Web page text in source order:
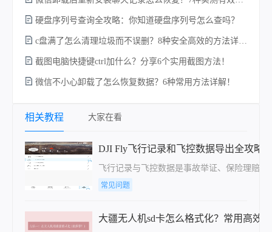
硬盘序列号查询全攻略：你知道硬盘序列号怎么查吗？
截图电脑快捷键ctrl加什么？分享6个实用截图方法！
微信不小心卸载了怎么恢复数据？6种常用方法详解！
相关教程 大家在看
DJI Fly飞行记录和飞控数据导出全攻略
飞行记录与飞控数据是事故举证、保险理赔
常见问题
大疆无人机sd卡怎么格式化？常用高效